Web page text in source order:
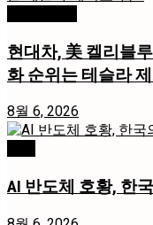
현대차, 美 켈리블
화 순위는 테슬라 제
8월 6, 2026
AI 반도체 호황, 한